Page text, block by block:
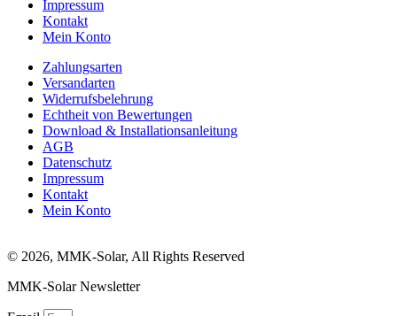
Impressum
Kontakt
Mein Konto
Zahlungsarten
Versandarten
Widerrufsbelehrung
Echtheit von Bewertungen
Download & Installationsanleitung
AGB
Datenschutz
Impressum
Kontakt
Mein Konto
© 2026, MMK-Solar, All Rights Reserved
MMK-Solar Newsletter